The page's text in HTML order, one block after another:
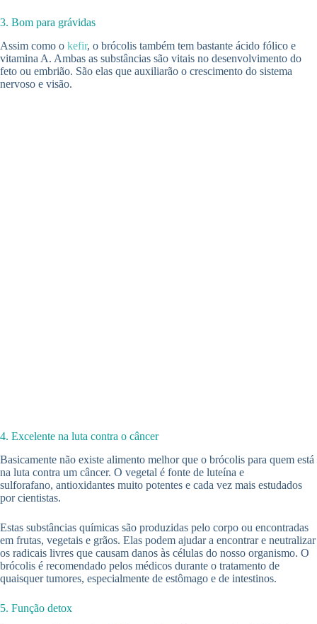
3. Bom para grávidas
Assim como o kefir, o brócolis também tem bastante ácido fólico e
vitamina A. Ambas as substâncias são vitais no desenvolvimento do
feto ou embrião. São elas que auxiliarão o crescimento do sistema
nervoso e visão.
4. Excelente na luta contra o câncer
Basicamente não existe alimento melhor que o brócolis para quem está
na luta contra um câncer. O vegetal é fonte de luteína e
sulforafano, antioxidantes muito potentes e cada vez mais estudados
por cientistas.
Estas substâncias químicas são produzidas pelo corpo ou encontradas
em frutas, vegetais e grãos. Elas podem ajudar a encontrar e neutralizar
os radicais livres que causam danos às células do nosso organismo. O
brócolis é recomendado pelos médicos durante o tratamento de
quaisquer tumores, especialmente de estômago e de intestinos.
5. Função detox